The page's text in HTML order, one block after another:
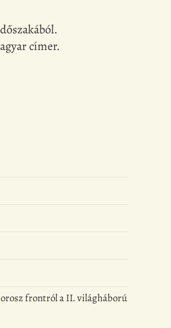
címer.
frontról a II. világháború